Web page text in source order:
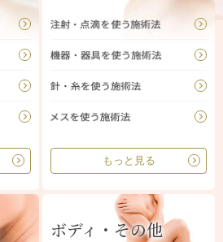
もっと見る
ボディ・その他